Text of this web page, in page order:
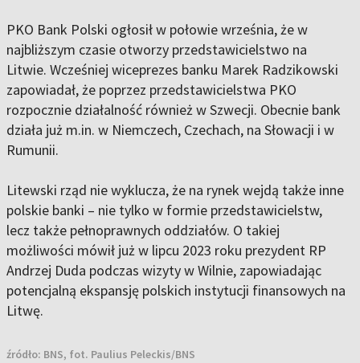
PKO Bank Polski ogłosił w połowie września, że w
najbliższym czasie otworzy przedstawicielstwo na
Litwie. Wcześniej wiceprezes banku Marek Radzikowski
zapowiadał, że poprzez przedstawicielstwa PKO
rozpocznie działalność również w Szwecji. Obecnie bank
działa już m.in. w Niemczech, Czechach, na Słowacji i w
Rumunii.
Litewski rząd nie wyklucza, że na rynek wejdą także inne
polskie banki – nie tylko w formie przedstawicielstw,
lecz także pełnoprawnych oddziałów. O takiej
możliwości mówił już w lipcu 2023 roku prezydent RP
Andrzej Duda podczas wizyty w Wilnie, zapowiadając
potencjalną ekspansję polskich instytucji finansowych na
Litwę.
źródło: BNS, fot. Paulius Peleckis/BNS